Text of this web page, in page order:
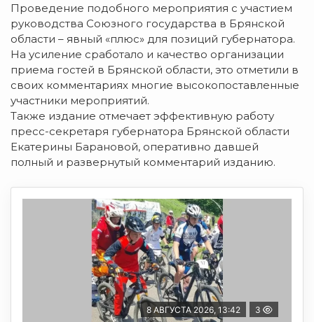
Проведение подобного мероприятия с участием
руководства Союзного государства в Брянской
области – явный «плюс» для позиций губернатора.
На усиление сработало и качество организации
приема гостей в Брянской области, это отметили в
своих комментариях многие высокопоставленные
участники мероприятий.
Также издание отмечает эффективную работу
пресс-секретаря губернатора Брянской области
Екатерины Барановой, оперативно давшей
полный и развернутый комментарий изданию.
8 АВГУСТА 2026, 13:42 3